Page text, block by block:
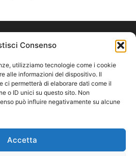
Consenso
utilizziamo tecnologie come i cookie
alle informazioni del dispositivo. Il
ci permetterà di elaborare dati come il
o ID unici su questo sito. Non
può influire negativamente su alcune
Accetta
US